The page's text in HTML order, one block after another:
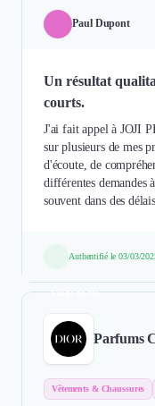
Paul Dupont
Un résultat
courts.
J'ai fait appel à JOJI
sur plusieurs de mes
d'écoute, de
différentes demandes
souvent dans des
Authentifié le 03/03/
Étude de cas
Parfums
Vêtements & Chaussures